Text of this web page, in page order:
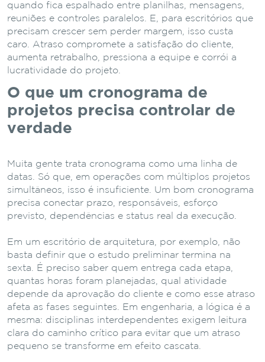
quando fica espalhado entre planilhas, mensagens,
reuniões e controles paralelos. E, para escritórios que
precisam crescer sem perder margem, isso custa
caro. Atraso compromete a satisfação do cliente,
aumenta retrabalho, pressiona a equipe e corrói a
lucratividade do projeto.
O que um cronograma de
projetos precisa controlar de
verdade
Muita gente trata cronograma como uma linha de
datas. Só que, em operações com múltiplos projetos
simultâneos, isso é insuficiente. Um bom cronograma
precisa conectar prazo, responsáveis, esforço
previsto, dependências e status real da execução.
Em um escritório de arquitetura, por exemplo, não
basta definir que o estudo preliminar termina na
sexta. É preciso saber quem entrega cada etapa,
quantas horas foram planejadas, qual atividade
depende da aprovação do cliente e como esse atraso
afeta as fases seguintes. Em engenharia, a lógica é a
mesma: disciplinas interdependentes exigem leitura
clara do caminho crítico para evitar que um atraso
pequeno se transforme em efeito cascata.